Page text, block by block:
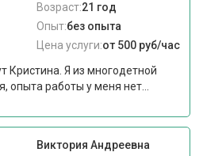
Возраст:21 год
Опыт:без опыта
Цена услуги:от 500 руб/час
Кристина. Я из многодетной
опыта работы у меня нет...
Виктория Андреевна